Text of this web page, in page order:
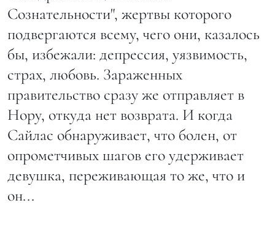
Сознательности", жертвы которого
подвергаются всему, чего они, казалось
бы, избежали: депрессия, уязвимость,
страх, любовь. Зараженных
правительство сразу же отправляет в
Нору, откуда нет возврата. И когда
Сайлас обнаруживает, что болен, от
опрометчивых шагов его удерживает
девушка, переживающая то же, что и
он...